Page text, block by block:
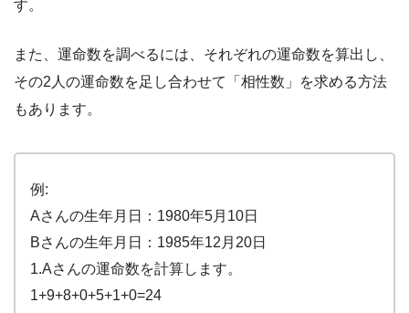
す。
また、運命数を調べるには、それぞれの運命数を算出し、
その2人の運命数を足し合わせて「相性数」を求める方法
もあります。
例:
Aさんの生年月日：1980年5月10日
Bさんの生年月日：1985年12月20日
1.Aさんの運命数を計算します。
1+9+8+0+5+1+0=24